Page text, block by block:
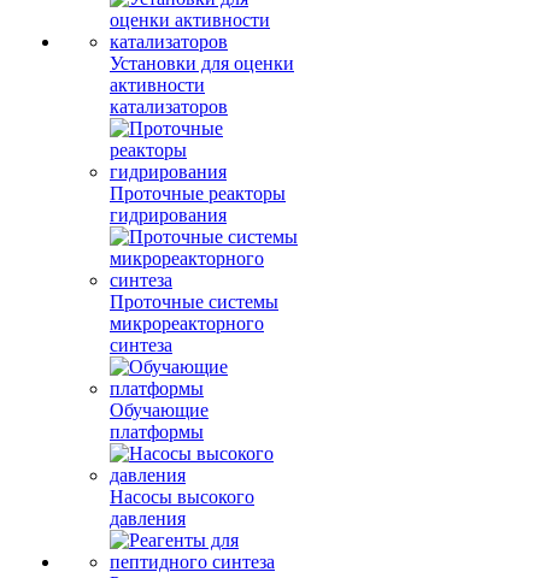
Установки для оценки
активности
катализаторов
Проточные реакторы
гидрирования
Проточные системы
микрореакторного
синтеза
Обучающие
платформы
Насосы высокого
давления